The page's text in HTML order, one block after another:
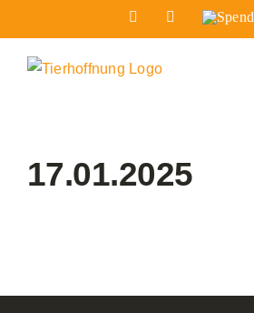
Inhalt
springen
FacebookInstagram
Spenden
17.01.2025